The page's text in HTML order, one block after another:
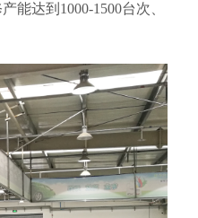
能达到 1000-1500台次、